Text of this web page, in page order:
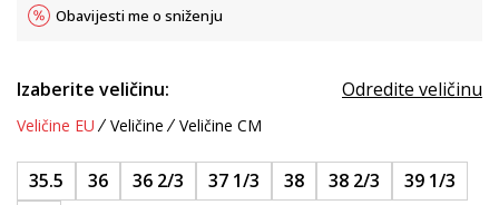
Obavijesti me o sniženju
Izaberite veličinu: Odredite veličinu
Veličine EU Veličine Veličine CM
35.5 36 36 2/3 37 1/3 38 38 2/3
39 1/3